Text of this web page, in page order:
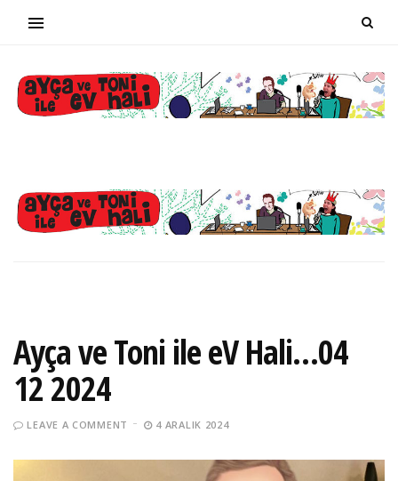
Ayça ve Toni ile eV Hali…04
12 2024
LEAVE A COMMENT 4 ARALIK 2024